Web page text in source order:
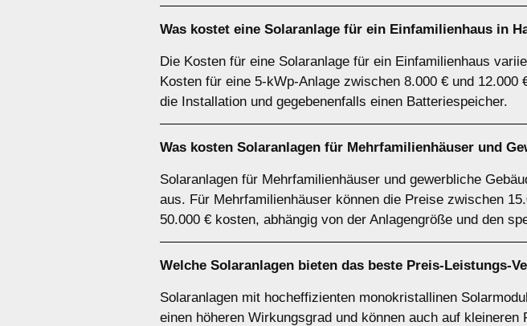
Was kostet eine Solaranlage für ein Einfamilienhaus in
Die Kosten für eine Solaranlage für ein Einfamilienhaus
Kosten für eine 5-kWp-Anlage zwischen 8.000 € und
die Installation und gegebenenfalls einen Batteriespeicher.
Was kosten Solaranlagen für Mehrfamilienhäuser und
Solaranlagen für Mehrfamilienhäuser und gewerbliche
aus. Für Mehrfamilienhäuser können die Preise zwischen
50.000 € kosten, abhängig von der Anlagengröße und den
Welche Solaranlagen bieten das beste Preis-Leistungs-
Solaranlagen mit hocheffizienten monokristallinen
einen höheren Wirkungsgrad und können auch auf